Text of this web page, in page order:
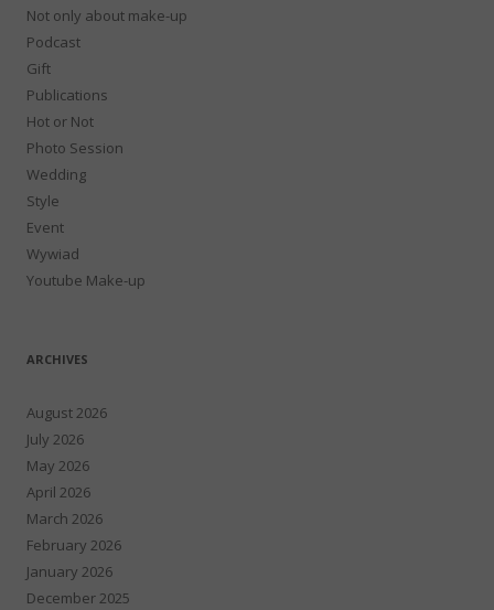
Not only about make-up
Podcast
Gift
Publications
Hot or Not
Photo Session
Wedding
Style
Event
Wywiad
Youtube Make-up
ARCHIVES
August 2026
July 2026
May 2026
April 2026
March 2026
February 2026
January 2026
December 2025